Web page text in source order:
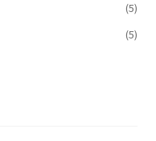
(5)
(5)